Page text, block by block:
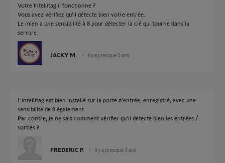
Votre Intellitag il fonctionne ?
Vous avez vérifiez qu'il détecte bien votre entrée.
Le mien a une sensibilité à 8 pour détecter la clé qui tourne dans la
serrure.
JACKY M. il y a presque 3 ans
L'intellitag est bien installé sur la porte d'entrée, enregistré, avec une
sensibilité de 8 également.
Par contre, je ne sais comment vérifier qu'il détecte bien les entrées /
sorties ?
FREDERIC P. il y a presque 3 ans